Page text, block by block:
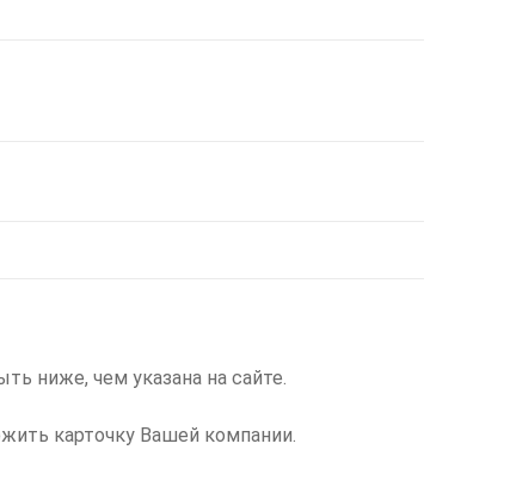
ниже, чем указана на сайте.
карточку Вашей компании.